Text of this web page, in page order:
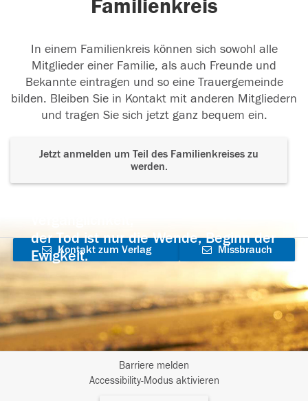
Familienkreis
In einem Familienkreis können sich sowohl alle
Mitglieder einer Familie, als auch Freunde und
Bekannte eintragen und so eine Trauergemeinde
bilden. Bleiben Sie in Kontakt mit anderen Mitgliedern
und tragen Sie sich jetzt ganz bequem ein.
Jetzt anmelden um Teil des Familienkreises zu
werden.
der Tod ist nur die Wende, Beginn der
Ewigkeit.
Kontakt zum Verlag
aufnehmen
Missbrauch
Barriere melden
Accessibility-Modus aktivieren